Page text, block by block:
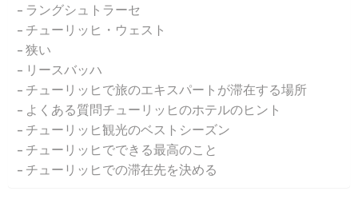
ラングシュトラーセ
チューリッヒ・ウェスト
狭い
リースバッハ
チューリッヒで旅のエキスパートが滞在する場所
よくある質問チューリッヒのホテルのヒント
チューリッヒ観光のベストシーズン
チューリッヒでできる最高のこと
チューリッヒでの滞在先を決める